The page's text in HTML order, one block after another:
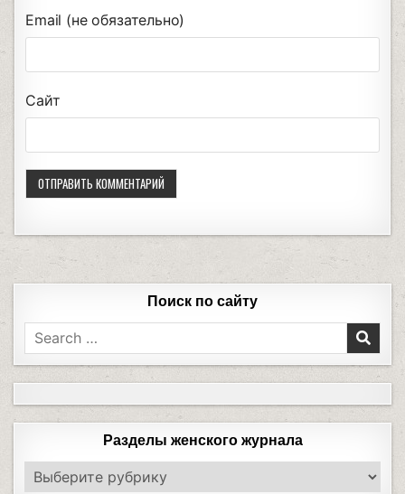
Email (не обязательно)
Сайт
Поиск по сайту
Разделы женского журнала